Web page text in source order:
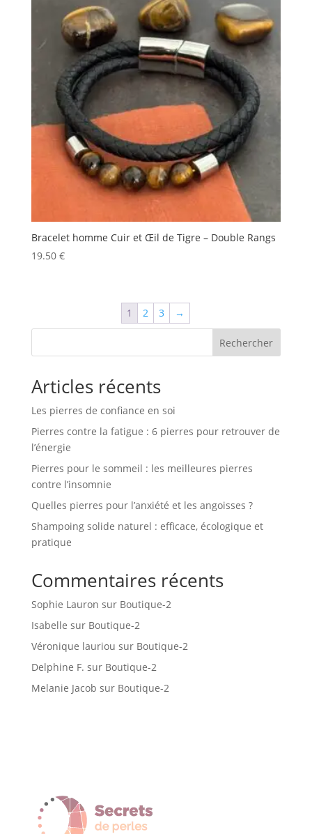
Bracelet homme Cuir et Œil de Tigre – Double Rangs
19.50 €
1 2 3 →
Rechercher
Articles récents
Les pierres de confiance en soi
Pierres contre la fatigue : 6 pierres pour retrouver de
l’énergie
Pierres pour le sommeil : les meilleures pierres
contre l’insomnie
Quelles pierres pour l’anxiété et les angoisses ?
Shampoing solide naturel : efficace, écologique et
pratique
Commentaires récents
Sophie Lauron sur Boutique-2
Isabelle sur Boutique-2
Véronique lauriou sur Boutique-2
Delphine F. sur Boutique-2
Melanie Jacob sur Boutique-2